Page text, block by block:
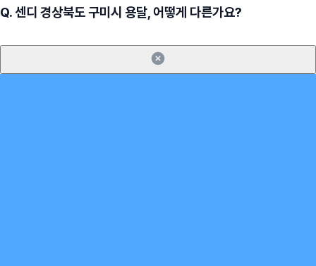
Q.센디 경상북도 구미시 용달, 어떻게 다른가요?